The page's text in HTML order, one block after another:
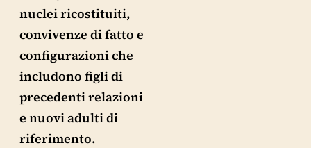
nuclei ricostituiti,
convivenze di fatto e
configurazioni che
includono figli di
precedenti relazioni
e nuovi adulti di
riferimento.